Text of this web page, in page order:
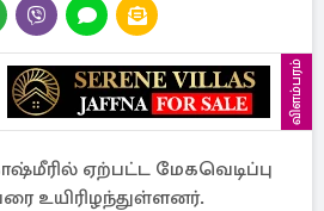
விளம்பரம்
ஏற்பட்ட மேகவெடிப்பு
உயிரிழந்துள்ளனர்.